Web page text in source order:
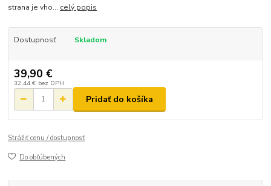
strana je vho... celý popis
Dostupnosť Skladom
39,90 €
32,44 € bez DPH
Pridať do košíka
Strážiť cenu / dostupnosť
Do obľúbených